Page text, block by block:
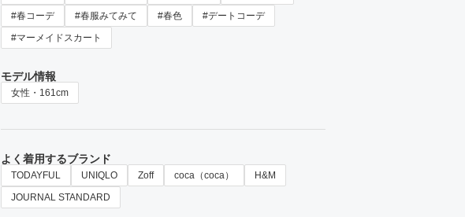
#春コーデ
#春服みてみて #春色
#デートコーデ
#マーメイドスカート
モデル情報
女性・161cm
よく着用するブランド
TODAYFUL UNIQLO Zoff coca（coca）
H&M
JOURNAL STANDARD